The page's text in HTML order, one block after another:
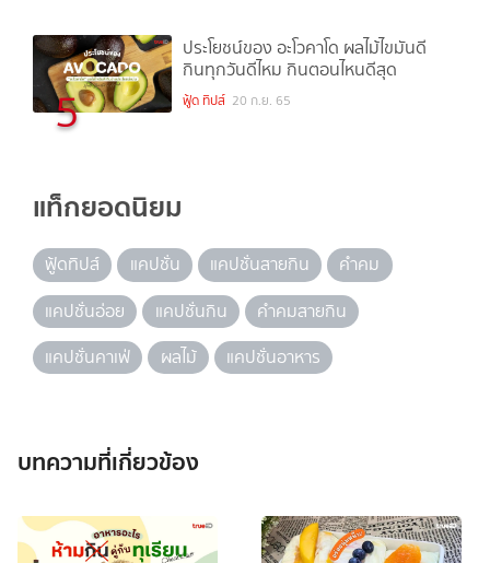
5
ประโยชน์ของ อะโวคาโด ผลไม้ไขมันดี
กินทุกวันดีไหม กินตอนไหนดีสุด
ฟู้ด ทิปส์ 20 ก.ย. 65
แท็กยอดนิยม
ฟู้ดทิปส์ แคปชั่น แคปชั่นสายกิน
คำคม
แคปชั่นอ่อย
แคปชั่นกิน
คำคมสายกิน
แคปชั่นคาเฟ่
ผลไม้ แคปชั่นอาหาร
บทความที่เกี่ยวข้อง